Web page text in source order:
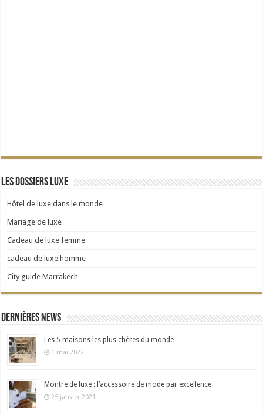
Les dossiers Luxe
Hôtel de luxe dans le monde
Mariage de luxe
Cadeau de luxe femme
cadeau de luxe homme
City guide Marrakech
Dernières news
Les 5 maisons les plus chères du monde
1 mai 2022
Montre de luxe : l’accessoire de mode par excellence
25 janvier 2021